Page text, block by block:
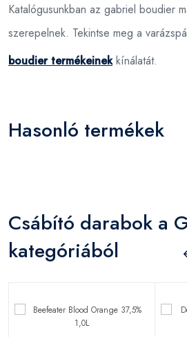
Katalógusunkban az gabriel boudier
szerepelnek. Tekintse meg a
boudier termékeinekkínálatát.
Hasonló termékek
Csábító darabok a
kategóriából